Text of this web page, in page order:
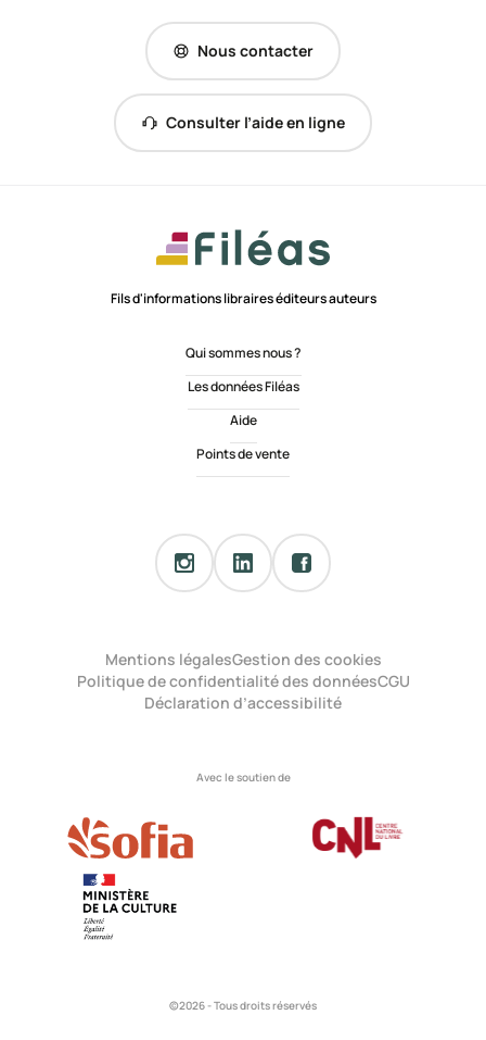
Nous contacter
Consulter l’aide en ligne
Fils d'informations libraires éditeurs auteurs
Qui sommes nous ?
Les données Filéas
Aide
Points de vente
Avec le soutien de
Mentions légalesGestion des cookies
Politique de confidentialité des donnéesCGU
Déclaration d’accessibilité
©2026 - Tous droits réservés